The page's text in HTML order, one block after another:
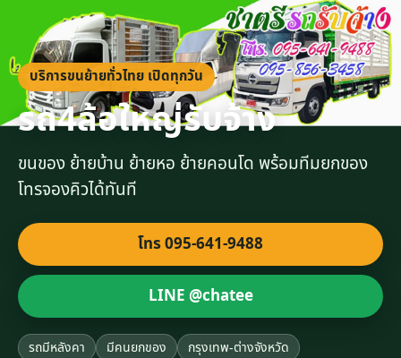
บริการขนย้ายทั่วไทย เปิดทุกวัน
รถ4ล้อใหญ่รับจ้าง
ขนของ ย้ายบ้าน ย้ายหอ ย้ายคอนโด พร้อมทีมยกของ
โทรจองคิวได้ทันที
โทร 095-641-9488
LINE @chatee
รถมีหลังคา มีคนยกของ กรุงเทพ-ต่างจังหวัด